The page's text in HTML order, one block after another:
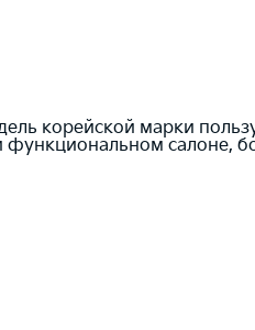
корейской марки
функциональном